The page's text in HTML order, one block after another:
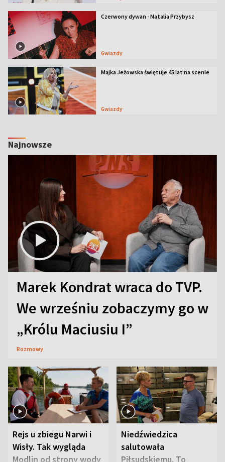
Czerwony dywan - Natalia Przybysz
Gwiazdy
Majka Jeżowska świętuje 45 lat na scenie
Gwiazdy
Najnowsze
Marek Kondrat wraca do TVP.
We wrześniu zobaczymy go w
„Królu Maciusiu I”
Rozmowy
Rejs u zbiegu Narwi i
Wisły. Tak wygląda
Modlin od strony wody
Niedźwiedzica
salutowała
Piłsudskiemu. To